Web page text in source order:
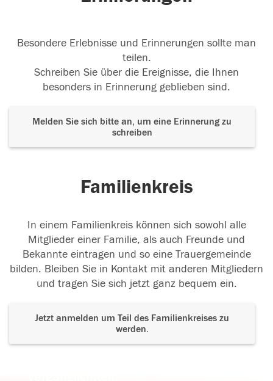
Besondere Erlebnisse und Erinnerungen sollte man
teilen.
Schreiben Sie über die Ereignisse, die Ihnen
besonders in Erinnerung geblieben sind.
Melden Sie sich bitte an, um eine Erinnerung zu
schreiben
Familienkreis
In einem Familienkreis können sich sowohl alle
Mitglieder einer Familie, als auch Freunde und
Bekannte eintragen und so eine Trauergemeinde
bilden. Bleiben Sie in Kontakt mit anderen Mitgliedern
und tragen Sie sich jetzt ganz bequem ein.
Jetzt anmelden um Teil des Familienkreises zu
werden.